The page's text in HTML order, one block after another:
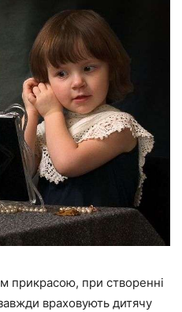
прикрасою, при створенні
враховують дитячу